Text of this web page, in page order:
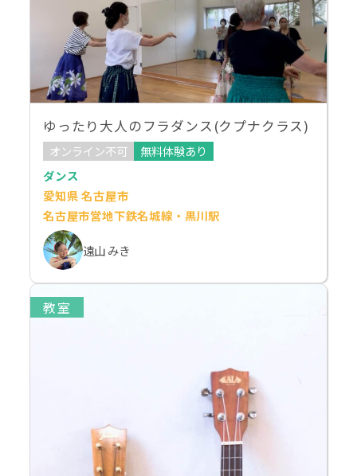
ゆったり大人のフラダンス(クプナクラス)
オンライン不可
無料体験あり
ダンス
愛知県 名古屋市
名古屋市営地下鉄名城線・黒川駅
遠山 みき
教室